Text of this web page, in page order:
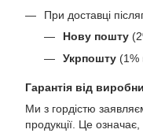
При доставці
Нову пошту
Укрпошту (1%
Гарантія від
Ми з гордістю
продукції. Це